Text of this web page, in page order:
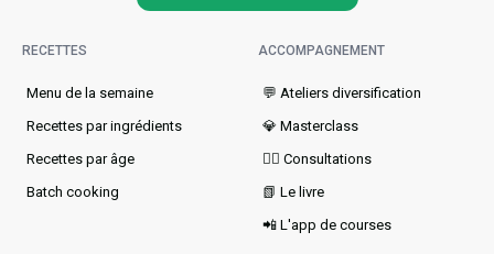
RECETTES
Menu de la semaine​
Recettes par ingrédients
Recettes par âge
Batch cooking
ACCOMPAGNEMENT
💬 Ateliers diversification
💎 Masterclass
👩‍⚕️ Consultations
📗 Le livre
📲 L'app de courses